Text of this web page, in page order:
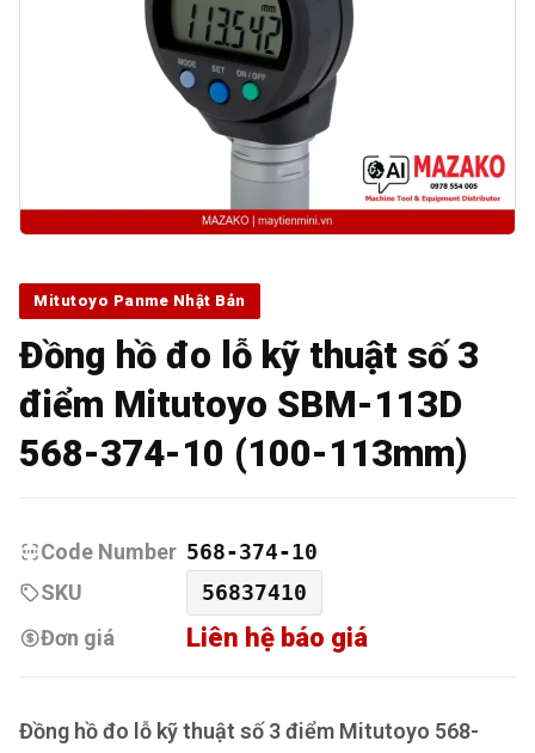
Mitutoyo Panme Nhật Bản
Đồng hồ đo lỗ kỹ thuật số 3
điểm Mitutoyo SBM-113D
568-374-10 (100-113mm)
Code Number 568-374-10
SKU
56837410
Đơn giá
Liên hệ báo giá
Đồng hồ đo lỗ kỹ thuật số 3 điểm Mitutoyo 568-